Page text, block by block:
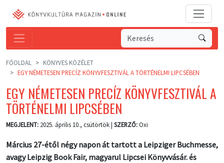
FŐOLDAL
KÖNYVES KÖZÉLET
EGY NÉMETESEN PRECÍZ KÖNYVFESZTIVÁL A TÖRTÉNELMI LIPCSÉBEN
EGY NÉMETESEN PRECÍZ KÖNYVFESZTIVÁL A
TÖRTÉNELMI LIPCSÉBEN
MEGJELENT: 2025. április 10., csütörtök | SZERZŐ:Oxi
Március 27-étől négy napon át tartott a Leipziger Buchmesse,
avagy Leipzig Book Fair, magyarul Lipcsei Könyvvásár. és